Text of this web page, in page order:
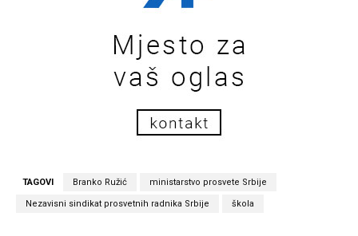
TAGOVI Branko Ružić ministarstvo prosvete Srbije
Nezavisni sindikat prosvetnih radnika Srbije škola